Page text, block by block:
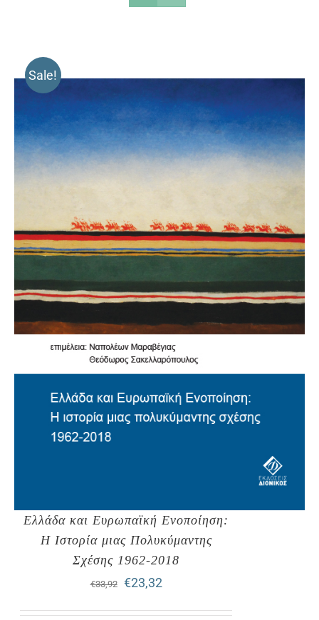
Sale!
Ελλάδα και Ευρωπαϊκή Ενοποίηση:
Η Ιστορία μιας Πολυκύμαντης
Σχέσης 1962-2018
€33,92
Original
price
€23,32Η
τρέχουσα